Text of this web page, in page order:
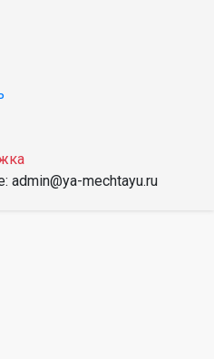
admin@ya-mechtayu.ru